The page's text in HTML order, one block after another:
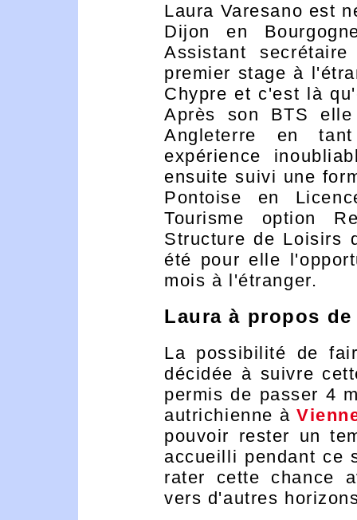
Laura Varesano est
Dijon en
Assistant
premier stage à
Chypre et c'est là
Après son BTS
Angleterre en
expérience
ensuite suivi une
Pontoise en
Tourisme option
Structure de Loisirs
été pour elle
mois à l'étranger.
Laura à propos
La possibilité de
décidée à suivre
permis de passer 4
autrichienne à
pouvoir rester un
accueilli pendant ce
rater cette chance
vers d'autres